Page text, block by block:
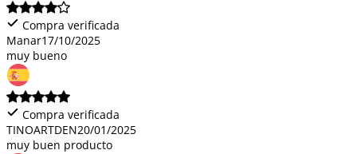
Compra verificada
Manar17/10/2025
muy bueno
Compra verificada
TINOARTDEN20/01/2025
muy buen producto